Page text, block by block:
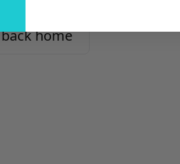
home